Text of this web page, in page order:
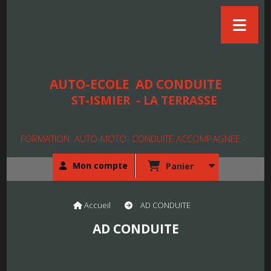
AUTO-ECOLE AD CONDUITE
ST-ISMIER - LA TERRASSE
FORMATION AUTO-MOTO- CONDUITE ACCOMPAGNEE -
Mon compte Panier
Accueil AD CONDUITE
AD CONDUITE